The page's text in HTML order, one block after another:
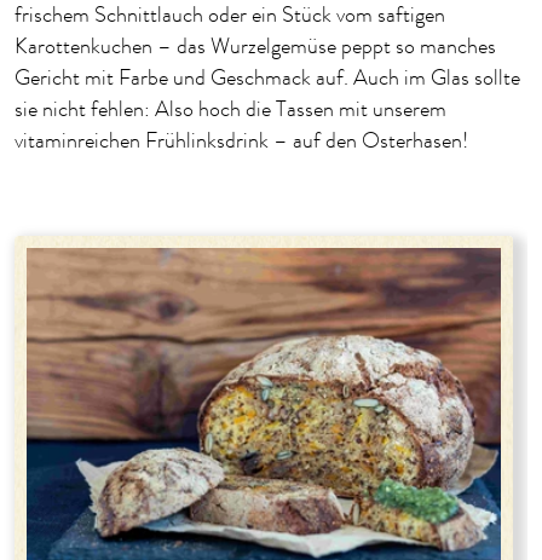
frischem Schnittlauch oder ein Stück vom saftigen
Karottenkuchen – das Wurzelgemüse peppt so manches
Gericht mit Farbe und Geschmack auf. Auch im Glas sollte
sie nicht fehlen: Also hoch die Tassen mit unserem
vitaminreichen Frühlinksdrink – auf den Osterhasen!